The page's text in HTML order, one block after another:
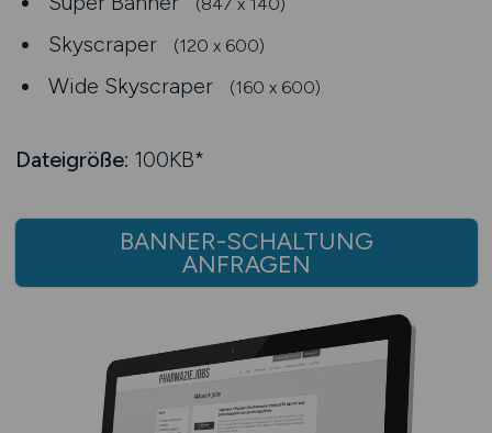
Skyscraper (120 x 600)
Wide Skyscraper (160 x 600)
Dateigröße: 100KB*
BANNER-SCHALTUNG
ANFRAGEN